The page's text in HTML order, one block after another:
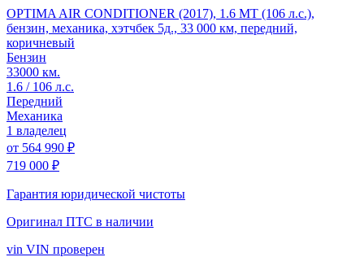
OPTIMA AIR CONDITIONER (2017), 1.6 MT (106 л.с.),
бензин, механика, хэтчбек 5д., 33 000 км, передний,
коричневый
Бензин
33000 км.
1.6 / 106 л.с.
Передний
Механика
1 владелец
от 564 990 ₽
719 000 ₽
Гарантия юридической чистоты
Оригинал ПТС в наличии
vin VIN проверен